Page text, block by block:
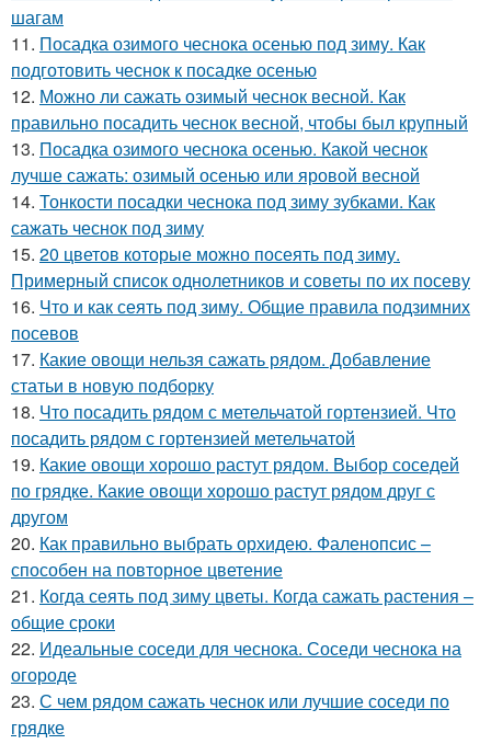
шагам
11. Посадка озимого чеснока осенью под зиму. Как
подготовить чеснок к посадке осенью
12. Можно ли сажать озимый чеснок весной. Как
правильно посадить чеснок весной, чтобы был крупный
13. Посадка озимого чеснока осенью. Какой чеснок
лучше сажать: озимый осенью или яровой весной
14. Тонкости посадки чеснока под зиму зубками. Как
сажать чеснок под зиму
15. 20 цветов которые можно посеять под зиму.
Примерный список однолетников и советы по их посеву
16. Что и как сеять под зиму. Общие правила подзимних
посевов
17. Какие овощи нельзя сажать рядом. Добавление
статьи в новую подборку
18. Что посадить рядом с метельчатой гортензией. Что
посадить рядом с гортензией метельчатой
19. Какие овощи хорошо растут рядом. Выбор соседей
по грядке. Какие овощи хорошо растут рядом друг с
другом
20. Как правильно выбрать орхидею. Фаленопсис –
способен на повторное цветение
21. Когда сеять под зиму цветы. Когда сажать растения –
общие сроки
22. Идеальные соседи для чеснока. Соседи чеснока на
огороде
23. С чем рядом сажать чеснок или лучшие соседи по
грядке